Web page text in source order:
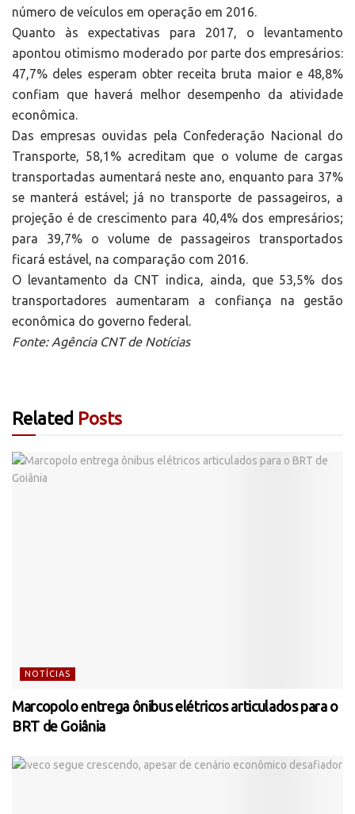
número de veículos em operação em 2016.
Quanto às expectativas para 2017, o levantamento
apontou otimismo moderado por parte dos empresários:
47,7% deles esperam obter receita bruta maior e 48,8%
confiam que haverá melhor desempenho da atividade
econômica.
Das empresas ouvidas pela Confederação Nacional do
Transporte, 58,1% acreditam que o volume de cargas
transportadas aumentará neste ano, enquanto para 37%
se manterá estável; já no transporte de passageiros, a
projeção é de crescimento para 40,4% dos empresários;
para 39,7% o volume de passageiros transportados
ficará estável, na comparação com 2016.
O levantamento da CNT indica, ainda, que 53,5% dos
transportadores aumentaram a confiança na gestão
econômica do governo federal.
Fonte: Agência CNT de Notícias
Related Posts
NOTÍCIAS
Marcopolo entrega ônibus elétricos articulados para o
BRT de Goiânia